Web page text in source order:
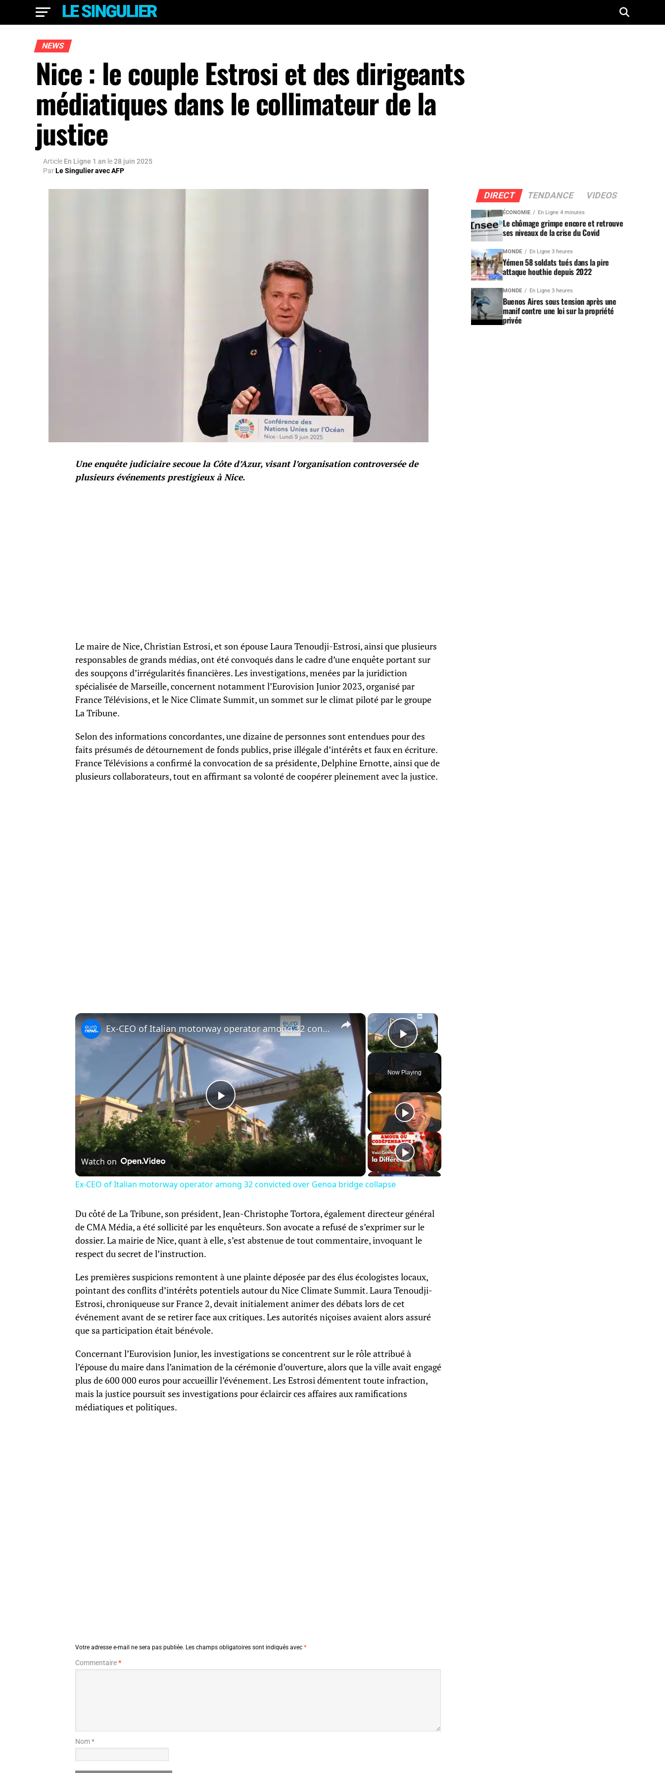
NEWS
Nice : le couple Estrosi et des dirigeants
médiatiques dans le collimateur de la
justice
Article En Ligne 1 an le28 juin 2025
ParLe Singulier avec AFP
Une enquête judiciaire secoue la Côte d’Azur, visant l’organisation controversée de
plusieurs événements prestigieux à Nice.
Le maire de Nice, Christian Estrosi, et son épouse Laura Tenoudji-Estrosi, ainsi que plusieurs
responsables de grands médias, ont été convoqués dans le cadre d’une enquête portant sur
des soupçons d’irrégularités financières. Les investigations, menées par la juridiction
spécialisée de Marseille, concernent notamment l’Eurovision Junior 2023, organisé par
France Télévisions, et le Nice Climate Summit, un sommet sur le climat piloté par le groupe
La Tribune.
Selon des informations concordantes, une dizaine de personnes sont entendues pour des
faits présumés de détournement de fonds publics, prise illégale d’intérêts et faux en écriture.
France Télévisions a confirmé la convocation de sa présidente, Delphine Ernotte, ainsi que de
plusieurs collaborateurs, tout en affirmant sa volonté de coopérer pleinement avec la justice.
×
Play Video
Now Playing
×
Play
Video
Ex-CEO of Italian motorway operator among 32 convicted over Genoa bridge collapse
Watch on
Ex-CEO of Italian motorway operator among 32 convicted over Genoa bridge collapse
Du côté de La Tribune, son président, Jean-Christophe Tortora, également directeur général
de CMA Média, a été sollicité par les enquêteurs. Son avocate a refusé de s’exprimer sur le
dossier. La mairie de Nice, quant à elle, s’est abstenue de tout commentaire, invoquant le
respect du secret de l’instruction.
Les premières suspicions remontent à une plainte déposée par des élus écologistes locaux,
pointant des conflits d’intérêts potentiels autour du Nice Climate Summit. Laura Tenoudji-
Estrosi, chroniqueuse sur France 2, devait initialement animer des débats lors de cet
événement avant de se retirer face aux critiques. Les autorités niçoises avaient alors assuré
que sa participation était bénévole.
Concernant l’Eurovision Junior, les investigations se concentrent sur le rôle attribué à
l’épouse du maire dans l’animation de la cérémonie d’ouverture, alors que la ville avait engagé
plus de 600 000 euros pour accueillir l’événement. Les Estrosi démentent toute infraction,
mais la justice poursuit ses investigations pour éclaircir ces affaires aux ramifications
médiatiques et politiques.
Votre adresse e-mail ne sera pas publiée. Les champs obligatoires sont indiqués avec *
Commentaire*
Nom *
DIRECT TENDANCE VIDEOS
ÉCONOMIE En Ligne 4 minutes
Le chômage grimpe encore et retrouve
ses niveaux de la crise du Covid
MONDE En Ligne 3 heures
Yémen 58 soldats tués dans la pire
attaque houthie depuis 2022
MONDE En Ligne 3 heures
Buenos Aires sous tension après une
manif contre une loi sur la propriété
privée